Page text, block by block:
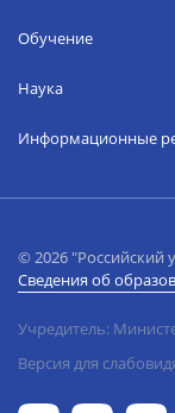
Обучение
Наука
Информационные
© 2026 "Российский
Сведения об
Учредитель:
Версия для